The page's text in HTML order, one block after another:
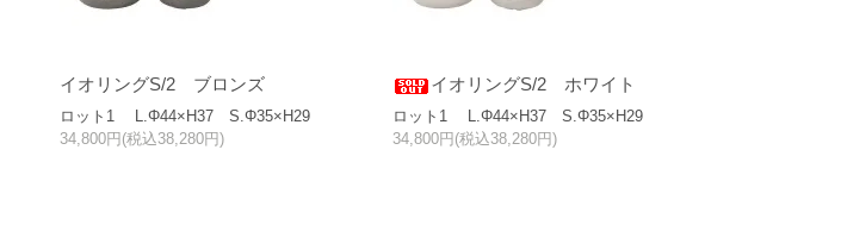
イオリングS/2 ブロンズ
ロット1 L.Φ44×H37 S.Φ35×H29
34,800円(税込38,280円)
イオリングS/2 ホワイト
ロット1 L.Φ44×H37 S.Φ35×H29
34,800円(税込38,280円)